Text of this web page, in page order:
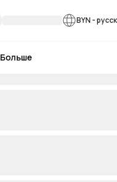
BYN -
Больше